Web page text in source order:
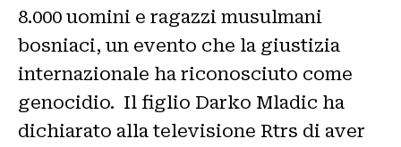
8.000 uomini e ragazzi musulmani
bosniaci, un evento che la giustizia
internazionale ha riconosciuto come
genocidio. Il figlio Darko Mladic ha
dichiarato alla televisione Rtrs di aver